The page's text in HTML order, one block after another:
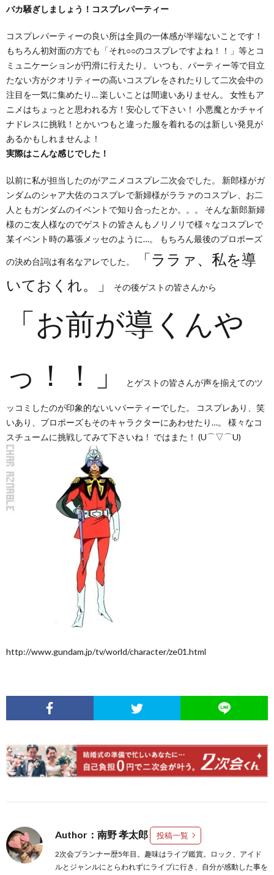
バカ騒ぎしましょう！コスプレパーティー
コスプレパーティーの良い所は全員の一体感が半端ないことです！
もちろん初対面の方でも「それ○○のコスプレですよね！！」等とコ
ミュニケーションが円滑に行えたり。 いつも、パーティー等で目立
たない方がクオリティーの高いコスプレをされたりして二次会中の
注目を一気に集めたり… 楽しいことは間違いありません。 女性もア
ニメはちょっとと思われる方！安心して下さい！ 小悪魔とかチャイ
ナドレスに挑戦！とかいつもと違った服を着れるのは新しい発見が
あるかもしれませんよ！
実際はこんな感じでした！
以前に私が担当したのがアニメコスプレ二次会でした。 新郎様がガ
ンダムのシャア大佐のコスプレで新婦様がララァのコスプレ、お二
人ともガンダムのイベントで知り合ったとか。。。 そんな新郎新婦
様のご友人様なのでゲストの皆さんもノリノリで様々なコスプレで
某イベント時の幕張メッセのように…。 もちろん最後のプロポーズ
の決め台詞は有名なアレでした。
「ララァ、私を導
いておくれ。」
その後ゲストの皆さんから
「お前が導くんや
っ！！」
とゲストの皆さんが声を揃えてのツ
ッコミしたのが印象的ないいパーティーでした。 コスプレあり、笑
いあり、プロポーズもそのキャラクターにあわせたり…。 様々なコ
スチュームに挑戦してみて下さいね！ ではまた！ (U⌒▽⌒U)
http://www.gundam.jp/tv/world/character/ze01.html
Author：南野 孝太郎 投稿一覧
2次会プランナー歴5年目。趣味はライブ鑑賞。ロック、アイド
ルとジャンルにとらわれずにライブに行き、自分が感動した事を